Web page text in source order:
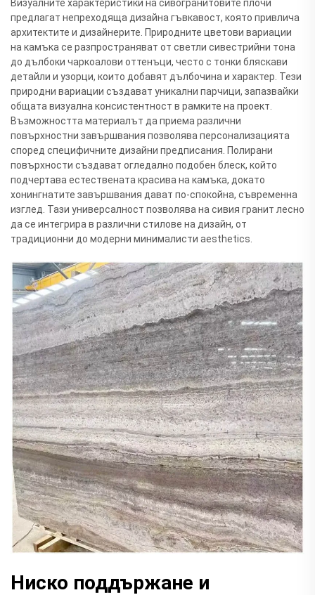
Визуалните характеристики на сивогранитовите плочи
предлагат непреходяща дизайна гъвкавост, която привлича
архитектите и дизайнерите. Природните цветови вариации
на камъка се разпространяват от светли сивестрийни тона
до дълбоки чаркоалови оттенъци, често с тонки бляскави
детайли и узорци, които добавят дълбочина и характер. Тези
природни вариации създават уникални парчици, запазвайки
общата визуална консистентност в рамките на проект.
Възможността материалът да приема различни
повърхностни завършвания позволява персонализацията
според специфичните дизайни предписания. Полирани
повърхности създават огледално подобен блеск, който
подчертава естествената красива на камъка, докато
хонингнатите завършвания дават по-спокойна, съвременна
изглед. Тази универсалност позволява на сивия гранит лесно
да се интегрира в различни стилове на дизайн, от
традиционни до модерни минималисти aesthetics.
Ниско поддържане и